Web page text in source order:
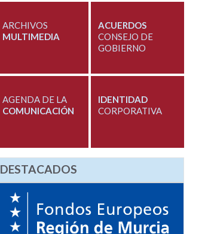
ARCHIVOS
MULTIMEDIA
ACUERDOS
CONSEJO DE
GOBIERNO
AGENDA DE LA
COMUNICACIÓN
IDENTIDAD
CORPORATIVA
DESTACADOS